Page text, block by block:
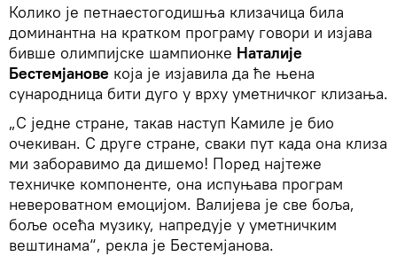
Колико је петнаестогодишња клизачица била
доминантна на кратком програму говори и изјава
бивше олимпијске шампионке Наталије
Бестемјанове која је изјавила да ће њена
сународница бити дуго у врху уметничког клизања.
„С једне стране, такав наступ Камиле је био
очекиван. С друге стране, сваки пут када она клиза
ми заборавимо да дишемо! Поред најтеже
техничке компоненте, она испуњава програм
невероватном емоцијом. Валијева је све боља,
боље осећа музику, напредује у уметничким
вештинама“, рекла је Бестемјанова.